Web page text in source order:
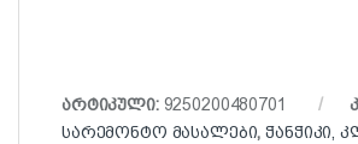
არტიკული: 9250200480701
სარემონტო მასალები,ჭანჭიკი,